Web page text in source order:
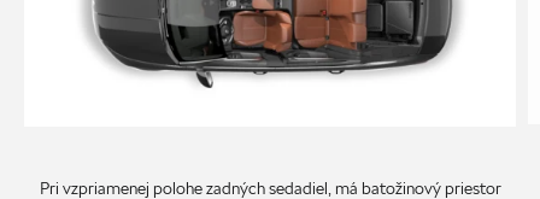
Pri vzpriamenej polohe zadných sedadiel, má batožinový priestor